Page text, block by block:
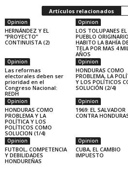
Artículos relacionados
Opinion
HERNÁNDEZ Y EL
“PROYECTO”
CONTINUISTA (2)
Opinion
LOS TOLUPANES EL
PUEBLO
HABITO LA BAHÍA
TELA POR MAS 4
AÑOS
Opinion
Las reformas
electorales deben ser
prioridad en el
Congreso Nacional:
REDH
Opinion
HONDURAS COMO
PROBLEMA, LA
Y LOS POLÍTICOS
SOLUCIÓN (2/4)
Opinion
HONDURAS COMO
PROBLEMA Y LA
POLÍTICA Y LOS
POLÍTICOS COMO
SOLUCION (1/4)
Opinion
1969: EL SALVADOR
CONTRA
Opinion
FUTBOL, COMPETENCIA
Y DEBILIDADES
HONDUREÑAS
Opinion
CUBA, EL CAMBIO
IMPUESTO